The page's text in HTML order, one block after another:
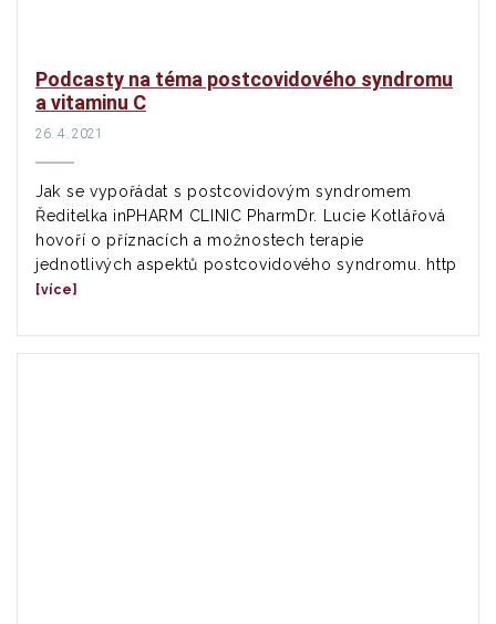
Podcasty na téma postcovidového syndromu
a vitaminu C
26. 4. 2021
Jak se vypořádat s postcovidovým syndromem
Ředitelka inPHARM CLINIC PharmDr. Lucie Kotlářová
hovoří o příznacích a možnostech terapie
jednotlivých aspektů postcovidového syndromu. http
[více]